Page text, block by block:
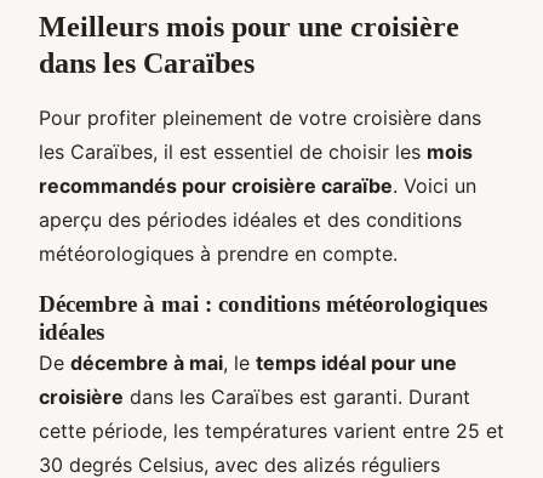
Meilleurs mois pour une croisière
dans les Caraïbes
Pour profiter pleinement de votre croisière dans
les Caraïbes, il est essentiel de choisir les mois
recommandés pour croisière caraïbe. Voici un
aperçu des périodes idéales et des conditions
météorologiques à prendre en compte.
Décembre à mai : conditions météorologiques
idéales
De décembre à mai, le temps idéal pour une
croisière dans les Caraïbes est garanti. Durant
cette période, les températures varient entre 25 et
30 degrés Celsius, avec des alizés réguliers